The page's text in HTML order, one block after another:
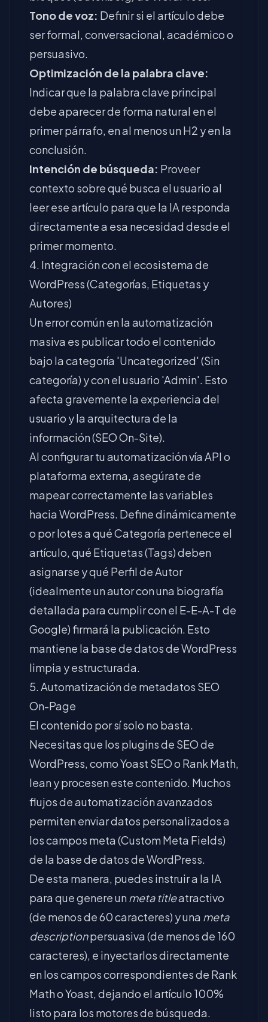
Tono de voz: Definir si el artículo debe
ser formal, conversacional, académico o
persuasivo.
Optimización de la palabra clave:
Indicar que la palabra clave principal
debe aparecer de forma natural en el
primer párrafo, en al menos un H2 y en la
conclusión.
Intención de búsqueda: Proveer
contexto sobre qué busca el usuario al
leer ese artículo para que la IA responda
directamente a esa necesidad desde el
primer momento.
4. Integración con el ecosistema de
WordPress (Categorías, Etiquetas y
Autores)
Un error común en la automatización
masiva es publicar todo el contenido
bajo la categoría 'Uncategorized' (Sin
categoría) y con el usuario 'Admin'. Esto
afecta gravemente la experiencia del
usuario y la arquitectura de la
información (SEO On-Site).
Al configurar tu automatización vía API o
plataforma externa, asegúrate de
mapear correctamente las variables
hacia WordPress. Define dinámicamente
o por lotes a qué Categoría pertenece el
artículo, qué Etiquetas (Tags) deben
asignarse y qué Perfil de Autor
(idealmente un autor con una biografía
detallada para cumplir con el E-E-A-T de
Google) firmará la publicación. Esto
mantiene la base de datos de WordPress
limpia y estructurada.
5. Automatización de metadatos SEO
On-Page
El contenido por sí solo no basta.
Necesitas que los plugins de SEO de
WordPress, como Yoast SEO o Rank Math,
lean y procesen este contenido. Muchos
flujos de automatización avanzados
permiten enviar datos personalizados a
los campos meta (Custom Meta Fields)
de la base de datos de WordPress.
De esta manera, puedes instruir a la IA
para que genere unmeta titleatractivo
(de menos de 60 caracteres) y una meta
descriptionpersuasiva (de menos de 160
caracteres), e inyectarlos directamente
en los campos correspondientes de Rank
Math o Yoast, dejando el artículo 100%
listo para los motores de búsqueda.